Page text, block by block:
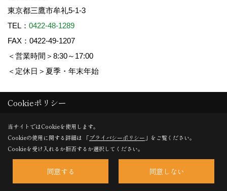
東京都三鷹市牟礼5-1-3
TEL： 0422-48-1289
FAX：0422-49-1207
＜営業時間＞8:30～17:00
＜定休日＞夏季・年末年始
Produced by
ゴデスクリエイト
Cookieポリシー
当サイトではCookieを使用します。
Cookieの使用に関する詳細は 「プライバシーポリシー 」をご覧ください。
Cookieを受け入れるか拒否するか選択してください。
同意する 同意しない